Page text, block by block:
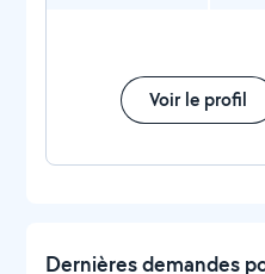
Voir le profil
Dernières demandes